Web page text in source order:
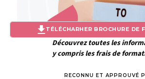
TÉLÉCHARHER BROCHURE DE
Découvrez toutes les
y compris les frais de
RECONNU ET APPROUVÉ